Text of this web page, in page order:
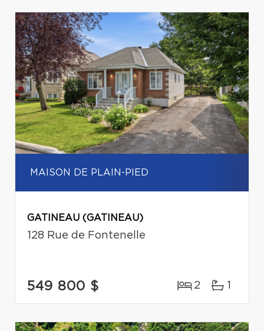
MAISON DE PLAIN-PIED
GATINEAU (GATINEAU)
128 Rue de Fontenelle
549 800 $ 2 1